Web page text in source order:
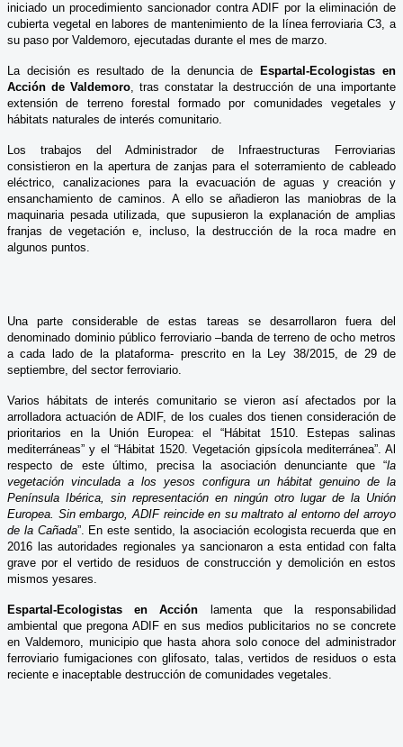
iniciado un procedimiento sancionador contra ADIF por la eliminación de
cubierta vegetal en labores de mantenimiento de la línea ferroviaria C3, a
su paso por Valdemoro, ejecutadas durante el mes de marzo.
La decisión es resultado de la denuncia de
Espartal-Ecologistas en
Acción de Valdemoro, tras constatar la destrucción de una importante
extensión de terreno forestal formado por comunidades vegetales y
hábitats naturales de interés comunitario.
Los trabajos del Administrador de Infraestructuras Ferroviarias
consistieron en la apertura de zanjas para el soterramiento de cableado
eléctrico, canalizaciones para la evacuación de aguas y creación y
ensanchamiento de caminos. A ello se añadieron las maniobras de la
maquinaria pesada utilizada, que supusieron la explanación de amplias
franjas de vegetación e, incluso, la destrucción de la roca madre en
algunos puntos.
Una parte considerable de estas tareas se desarrollaron fuera del
denominado dominio público ferroviario –banda de terreno de ocho metros
a cada lado de la plataforma- prescrito en la Ley 38/2015, de 29 de
septiembre, del sector ferroviario.
Varios hábitats de interés comunitario se vieron así afectados por la
arrolladora actuación de ADIF, de los cuales dos tienen consideración de
prioritarios en la Unión Europea: el “Hábitat 1510. Estepas salinas
mediterráneas” y el “Hábitat 1520. Vegetación gipsícola mediterránea”. Al
respecto de este último, precisa la asociación denunciante que “la
vegetación vinculada a los yesos configura un hábitat genuino de la
Península Ibérica, sin representación en ningún otro lugar de la Unión
Europea. Sin embargo, ADIF reincide en su maltrato al entorno del arroyo
de la Cañada”. En este sentido, la asociación ecologista recuerda que en
2016 las autoridades regionales ya sancionaron a esta entidad con falta
grave por el vertido de residuos de construcción y demolición en estos
mismos yesares.
Espartal-Ecologistas en Acción lamenta que la responsabilidad
ambiental que pregona ADIF en sus medios publicitarios no se concrete
en Valdemoro, municipio que hasta ahora solo conoce del administrador
ferroviario fumigaciones con glifosato, talas, vertidos de residuos o esta
reciente e inaceptable destrucción de comunidades vegetales.